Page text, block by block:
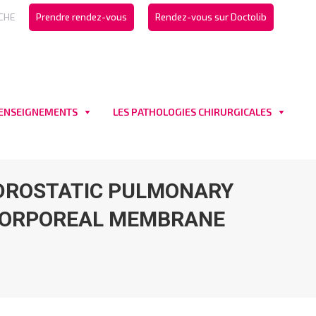
Prendre rendez-vous Rendez-vous sur Doctolib
LES PATHOLOGIES CHIRURGICALES
PULMONARY
MEMBRANE